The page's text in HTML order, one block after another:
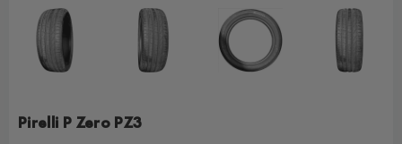
Pirelli P Zero PZ3